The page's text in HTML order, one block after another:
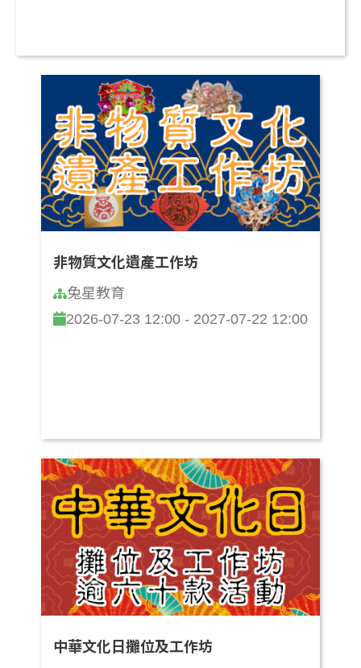
非物質文化遺產工作坊
兔星教育
2026-07-23 12:00 - 2027-07-22 12:00
中華文化日攤位及工作坊